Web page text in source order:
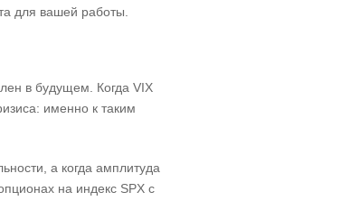
для вашей работы.
в будущем. Когда VIX
именно к таким
а когда амплитуда
на индекс SPX с